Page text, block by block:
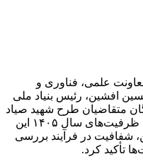
علمی، فناوری و
افشین، رئیس بنیاد ملی
متقاضیان طرح شهید صیاد
شیرازی، ضمن تشریح آخرین وضعیت ظرفیت‌های سال ۱۴۰۵ این
شفافیت در فرآیند بررسی
تأکید کرد.